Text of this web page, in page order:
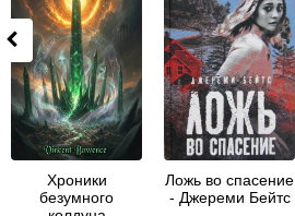
Хроники
безумного
Ложь во спасение
- Джереми Бейтс